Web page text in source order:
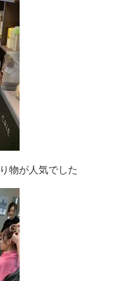
物が人気でした